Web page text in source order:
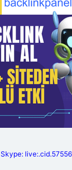
Skype: